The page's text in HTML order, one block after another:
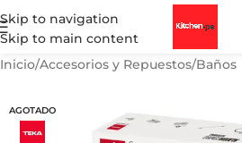
Skip to navigation
Skip to main content
Inicio/Accesorios y Repuestos/Baños
AGOTADO